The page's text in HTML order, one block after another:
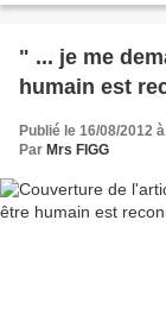
" ... je me
humain est
Publié le 16/08/2012
Par Mrs FIGG